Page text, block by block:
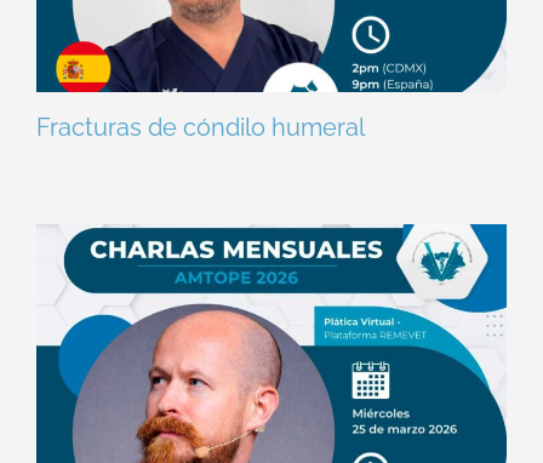
Fracturas de cóndilo humeral